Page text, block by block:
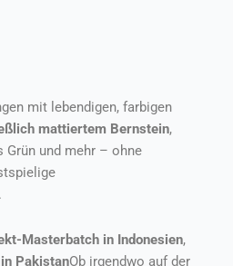
mit lebendigen, farbigen
mattiertem Bernstein,
und mehr – ohne
Masterbatch in Indonesien,
PakistanOb irgendwo auf der